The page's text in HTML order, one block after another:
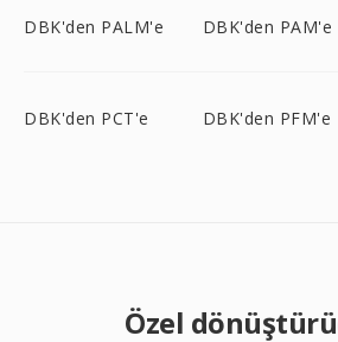
DBK'den PALM'e DBK'den PAM'e
DBK'den PCT'e DBK'den PFM'e
Özel